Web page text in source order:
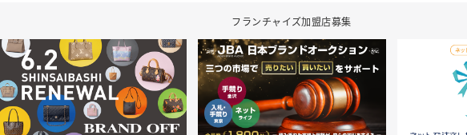
フランチャイズ加盟店募集